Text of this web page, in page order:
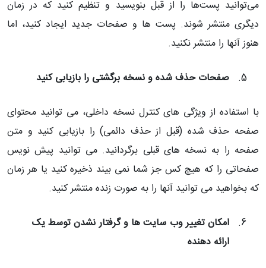
می‌توانید پست‌ها را از قبل بنویسید و تنظیم کنید که در زمان
دیگری منتشر شوند. پست ها و صفحات جدید ایجاد کنید، اما
هنوز آنها را منتشر نکنید.
صفحات حذف شده و نسخه برگشتی را بازیابی کنید
با استفاده از ویژگی های کنترل نسخه داخلی، می توانید محتوای
صفحه حذف شده (قبل از حذف دائمی) را بازیابی کنید و متن
صفحه را به نسخه های قبلی برگردانید. می توانید پیش نویس
صفحاتی را که هیچ کس جز شما نمی بیند ذخیره کنید یا هر زمان
که بخواهید می توانید آنها را به صورت زنده منتشر کنید.
امکان تغییر وب سایت ها و گرفتار نشدن توسط یک
ارائه دهنده